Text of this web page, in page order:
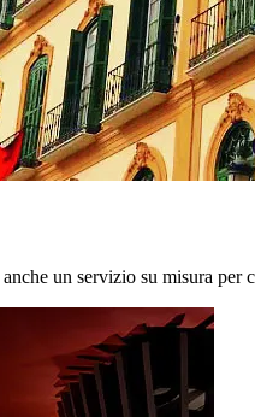
un servizio su misura per